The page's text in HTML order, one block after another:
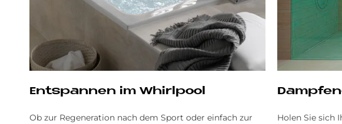
Ent­span­nen im Whirl­pool
Ob zur Regeneration nach dem Sport oder einfach zur
Holen Sie sich